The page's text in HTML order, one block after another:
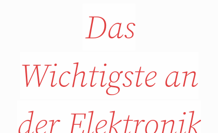
Das
Wichtigste an
der Elektronik